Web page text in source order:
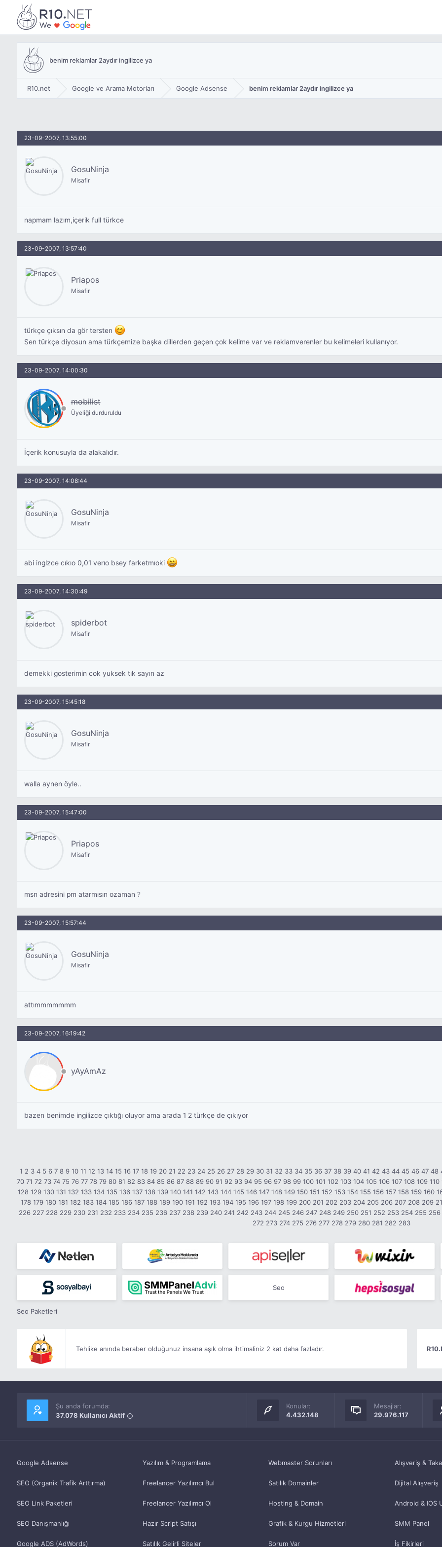
benim reklamlar 2aydır ingilizce ya
R10.net Google ve Arama Motorları Google Adsense benim reklamlar 2aydır ingilizce ya
23-09-2007, 13:55:00
GosuNinja
Misafir
napmam lazım,içerik full türkce
23-09-2007, 13:57:40
Priapos
Misafir
türkçe çıksın da gör tersten
Sen türkçe diyosun ama türkçemize başka dillerden geçen çok kelime var ve reklamverenler bu kelimeleri kullanıyor.
23-09-2007, 14:00:30
mobilist
Üyeliği durduruldu
İçerik konusuyla da alakalıdır.
23-09-2007, 14:08:44
GosuNinja
Misafir
abi inglzce cıkıo 0,01 verıo bsey farketmıoki
23-09-2007, 14:30:49
spiderbot
Misafir
demekki gosterimin cok yuksek tık sayın az
23-09-2007, 15:45:18
GosuNinja
Misafir
walla aynen öyle..
23-09-2007, 15:47:00
Priapos
Misafir
msn adresini pm atarmısın ozaman ?
23-09-2007, 15:57:44
GosuNinja
Misafir
attımmmmmmm
23-09-2007, 16:19:42
yAyAmAz
bazen benimde ingilizce çıktığı oluyor ama arada 1 2 türkçe de çıkıyor
1 2 3 4 5 6 7 8 9 10 11 12 13 14 15 16 17 18 19 20 21 22 23 24 25 26 27 28 29 30 31 32 33 34 35 36 37 38 39 40 41 42 43 44 45 46 47 48
70 71 72 73 74 75 76 77 78 79 80 81 82 83 84 85 86 87 88 89 90 91 92 93 94 95 96 97 98 99 100 101 102 103 104 105 106 107 108 109 110
128 129 130 131 132 133 134 135 136 137 138 139 140 141 142 143 144 145 146 147 148 149 150 151 152 153 154 155 156 157 158 159 160
178 179 180 181 182 183 184 185 186 187 188 189 190 191 192 193 194 195 196 197 198 199 200 201 202 203 204 205 206 207 208 209
226 227 228 229 230 231 232 233 234 235 236 237 238 239 240 241 242 243 244 245 246 247 248 249 250 251 252 253 254 255 256
272 273 274 275 276 277 278 279 280 281 282 283
Seo
Seo Paketleri
Tehlike anında beraber olduğunuz insana aşık olma ihtimaliniz 2 kat daha fazladır.
Şu anda forumda:
37.078 Kullanıcı Aktif
Konular:
4.432.148
Mesajlar:
29.976.117
Google Adsense
SEO (Organik Trafik Arttırma)
SEO Link Paketleri
SEO Danışmanlığı
Google ADS (AdWords)
Yazılım & Programlama
Freelancer Yazılımcı Bul
Freelancer Yazılımcı Ol
Hazır Script Satışı
Satılık Gelirli Siteler
Webmaster Sorunları
Satılık Domainler
Hosting & Domain
Grafik & Kurgu Hizmetleri
Sorum Var
Alışveriş &
Dijital Alışveriş
Android & IOS
SMM Panel
İş Fikirleri